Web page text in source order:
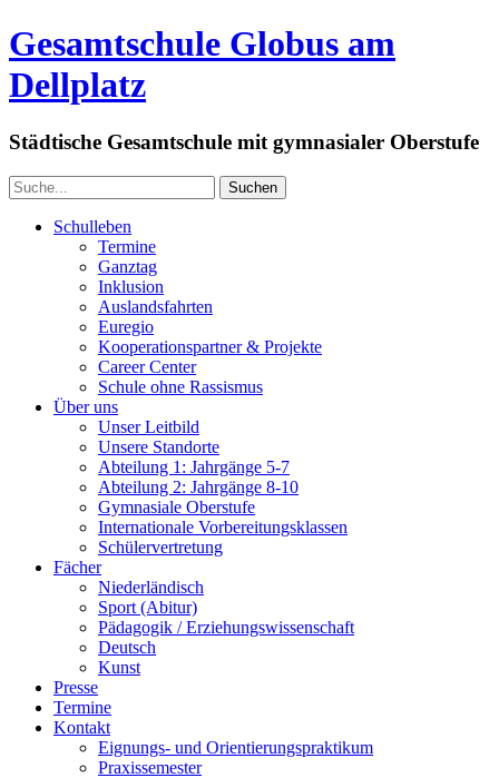
Gesamtschule Globus am
Dellplatz
Städtische Gesamtschule mit gymnasialer Oberstufe
Schulleben
Termine
Ganztag
Inklusion
Auslandsfahrten
Euregio
Kooperationspartner & Projekte
Career Center
Schule ohne Rassismus
Über uns
Unser Leitbild
Unsere Standorte
Abteilung 1: Jahrgänge 5-7
Abteilung 2: Jahrgänge 8-10
Gymnasiale Oberstufe
Internationale Vorbereitungsklassen
Schülervertretung
Fächer
Niederländisch
Sport (Abitur)
Pädagogik / Erziehungswissenschaft
Deutsch
Kunst
Presse
Termine
Kontakt
Eignungs- und Orientierungspraktikum
Praxissemester